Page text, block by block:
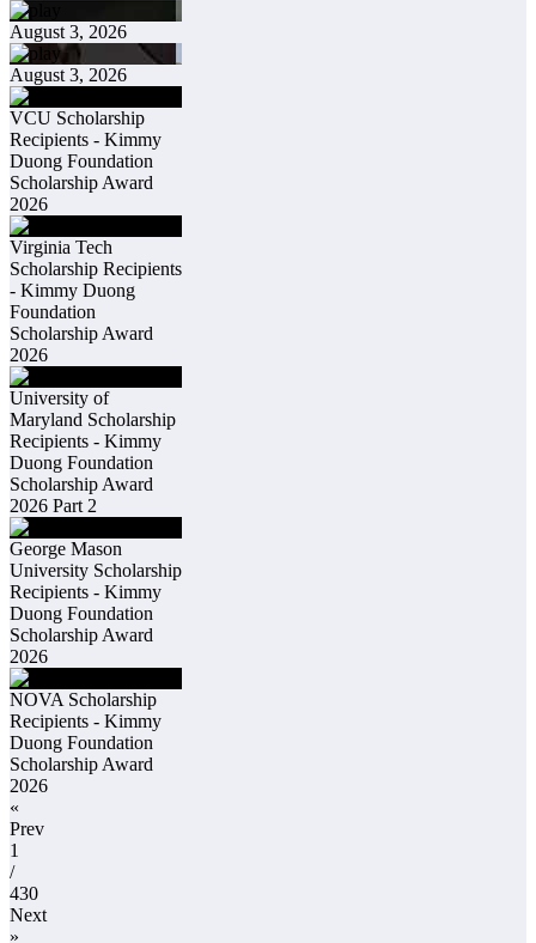
August 3, 2026
August 3, 2026
VCU Scholarship
Recipients - Kimmy
Duong Foundation
Scholarship Award
2026
Virginia Tech
Scholarship Recipients
- Kimmy Duong
Foundation
Scholarship Award
2026
University of
Maryland Scholarship
Recipients - Kimmy
Duong Foundation
Scholarship Award
2026 Part 2
George Mason
University Scholarship
Recipients - Kimmy
Duong Foundation
Scholarship Award
2026
NOVA Scholarship
Recipients - Kimmy
Duong Foundation
Scholarship Award
2026
«
Prev
1
/
430
Next
»